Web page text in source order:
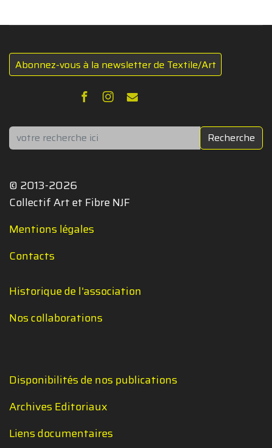
Abonnez-vous à la newsletter de Textile/Art
Rechercher Recherche
© 2013-2026
Collectif Art et Fibre NJF
Mentions légales
Contacts
Historique de l'association
Nos collaborations
Disponibilités de nos publications
Archives Editoriaux
Liens documentaires